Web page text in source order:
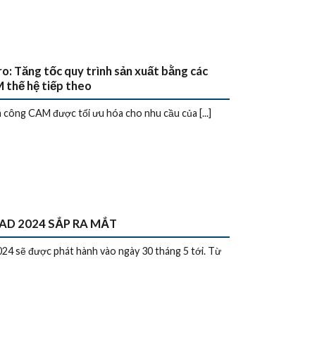
Tăng tốc quy trình sản xuất bằng các
thế hệ tiếp theo
CAM được tối ưu hóa cho nhu cầu của [...]
2024 SẮP RA MẮT
sẽ được phát hành vào ngày 30 tháng 5 tới. Từ